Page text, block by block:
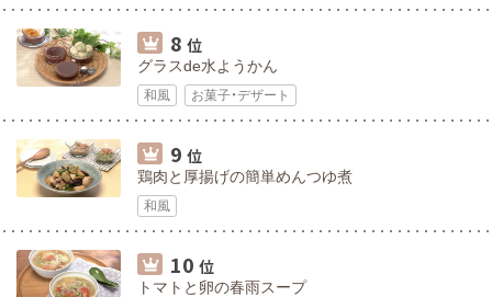
8 位
グラスde水ようかん
和風 お菓子・デザート
9 位
鶏肉と厚揚げの簡単めんつゆ煮
和風
10 位
トマトと卵の春雨スープ